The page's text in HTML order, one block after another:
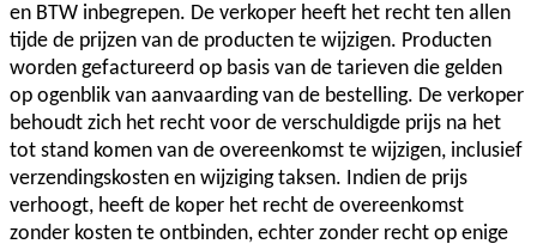
en BTW inbegrepen. De verkoper heeft het recht ten allen
tijde de prijzen van de producten te wijzigen. Producten
worden gefactureerd op basis van de tarieven die gelden
op ogenblik van aanvaarding van de bestelling. De verkoper
behoudt zich het recht voor de verschuldigde prijs na het
tot stand komen van de overeenkomst te wijzigen, inclusief
verzendingskosten en wijziging taksen. Indien de prijs
verhoogt, heeft de koper het recht de overeenkomst
zonder kosten te ontbinden, echter zonder recht op enige